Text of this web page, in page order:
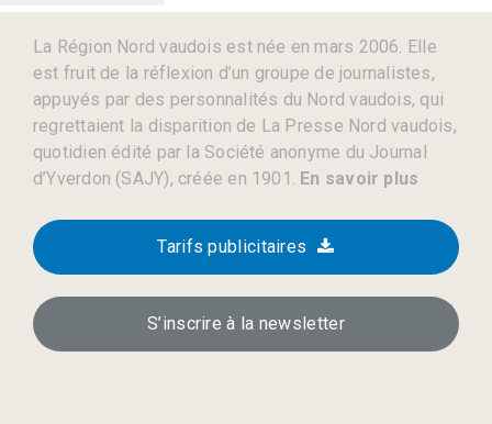
La Région Nord vaudois est née en mars 2006. Elle
est fruit de la réflexion d’un groupe de journalistes,
appuyés par des personnalités du Nord vaudois, qui
regrettaient la disparition de La Presse Nord vaudois,
quotidien édité par la Société anonyme du Journal
d’Yverdon (SAJY), créée en 1901. En savoir plus
Tarifs publicitaires
S’inscrire à la newsletter